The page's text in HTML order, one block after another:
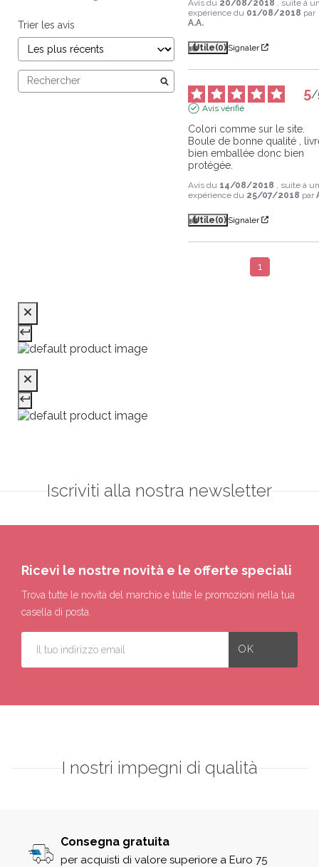
Trier les avis
Avis du 20/08/2018 , suite à
expérience du 01/08/2018 par
A.A.
Utile(0) Signaler
5/
Avis vérifié
Colori comme sur le site.
Boule de bonne qualité ,
bien emballée donc bien
protégée.
Avis du 14/08/2018 , suite à
expérience du 25/07/2018 par
Utile(0) Signaler
1
Iscriviti alla nostra newsletter
Ricevi le nostre novità e le offerte speciali
Trova tutte le novità del marchio e tutte le promozioni nella tua
casella di posta.
I nostri impegni di qualità
Consegna gratuita
per acquisti di valore superiore a Euro 75